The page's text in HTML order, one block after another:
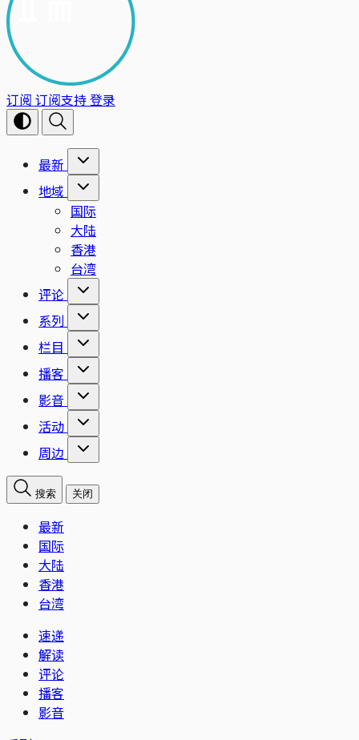
订阅 订阅支持登录
最新
地域
国际
大陆
香港
台湾
评论
系列
栏目
播客
影音
活动
周边
搜索 关闭
最新
国际
大陆
香港
台湾
速递
解读
评论
播客
影音